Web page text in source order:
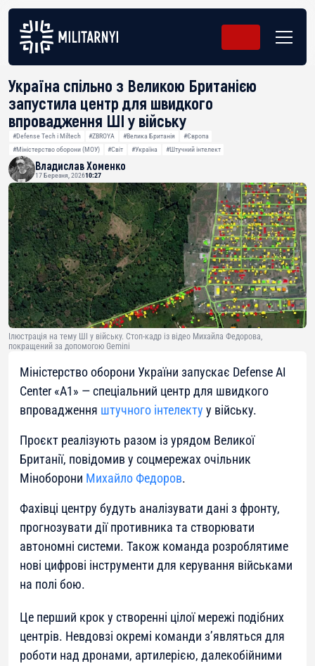
Україна спільно з Великою Британією
запустила центр для швидкого
впровадження ШІ у війську
#Defense Tech і Miltech #ZBROYA #Велика Британія
#Європа
#Міністерство оборони (МОУ)
#Світ #Україна #Штучний інтелект
Владислав Хоменко
17 Березня, 202610:27
Ілюстрація на тему ШІ у війську. Стоп-кадр із відео Михайла Федорова,
покращений за допомогою Gemini
Міністерство оборони України запускає Defense AI
Center «A1» — спеціальний центр для швидкого
впровадження штучного інтелекту у війську.
Проєкт реалізують разом із урядом Великої
Британії, повідомив у соцмережах очільник
Міноборони Михайло Федоров.
Фахівці центру будуть аналізувати дані з фронту,
прогнозувати дії противника та створювати
автономні системи. Також команда розроблятиме
нові цифрові інструменти для керування військами
на полі бою.
Це перший крок у створенні цілої мережі подібних
центрів. Невдовзі окремі команди з’являться для
роботи над дронами, артилерією, далекобійними